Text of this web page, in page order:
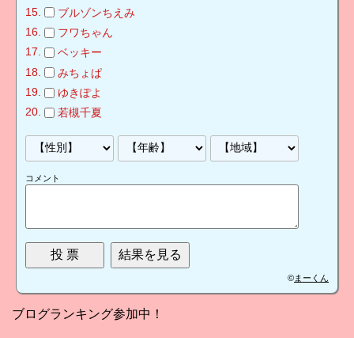
ブルゾンちえみ
フワちゃん
ベッキー
みちょぱ
ゆきぽよ
若槻千夏
コメント
©まーくん
ブログランキング参加中！